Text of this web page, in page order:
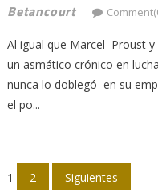
Betancourt
Al igual que Marcel Proust
un asmático crónico en
nunca lo doblegó en su
el po...
Navegación
1 2 Siguientes